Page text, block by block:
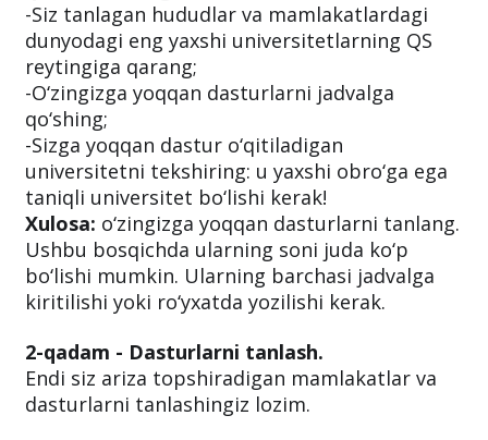
-Siz tanlagan hududlar va mamlakatlardagi
dunyodagi eng yaxshi universitetlarning QS
reytingiga qarang;
-O‘zingizga yoqqan dasturlarni jadvalga
qo‘shing;
-Sizga yoqqan dastur o‘qitiladigan
universitetni tekshiring: u yaxshi obro‘ga ega
taniqli universitet bo‘lishi kerak!
Xulosa: o‘zingizga yoqqan dasturlarni tanlang.
Ushbu bosqichda ularning soni juda ko‘p
bo‘lishi mumkin. Ularning barchasi jadvalga
kiritilishi yoki ro‘yxatda yozilishi kerak.
2-qadam - Dasturlarni tanlash.
Endi siz ariza topshiradigan mamlakatlar va
dasturlarni tanlashingiz lozim.